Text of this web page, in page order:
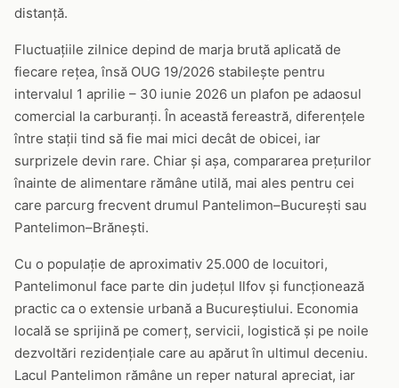
distanță.
Fluctuațiile zilnice depind de marja brută aplicată de
fiecare rețea, însă OUG 19/2026 stabilește pentru
intervalul 1 aprilie – 30 iunie 2026 un plafon pe adaosul
comercial la carburanți. În această fereastră, diferențele
între stații tind să fie mai mici decât de obicei, iar
surprizele devin rare. Chiar și așa, compararea prețurilor
înainte de alimentare rămâne utilă, mai ales pentru cei
care parcurg frecvent drumul Pantelimon–București sau
Pantelimon–Brănești.
Cu o populație de aproximativ 25.000 de locuitori,
Pantelimonul face parte din județul Ilfov și funcționează
practic ca o extensie urbană a Bucureștiului. Economia
locală se sprijină pe comerț, servicii, logistică și pe noile
dezvoltări rezidențiale care au apărut în ultimul deceniu.
Lacul Pantelimon rămâne un reper natural apreciat, iar